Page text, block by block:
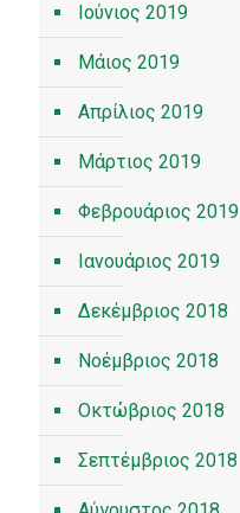
Ιούνιος 2019
Μάιος 2019
Απρίλιος 2019
Μάρτιος 2019
Φεβρουάριος 2019
Ιανουάριος 2019
Δεκέμβριος 2018
Νοέμβριος 2018
Οκτώβριος 2018
Σεπτέμβριος 2018